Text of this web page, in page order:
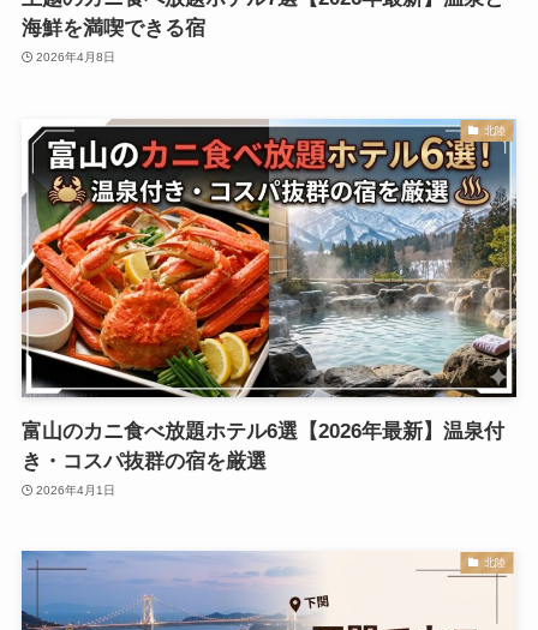
海鮮を満喫できる宿
2026年4月8日
北陸
富山のカニ食べ放題ホテル6選【2026年最新】温泉付
き・コスパ抜群の宿を厳選
2026年4月1日
北陸